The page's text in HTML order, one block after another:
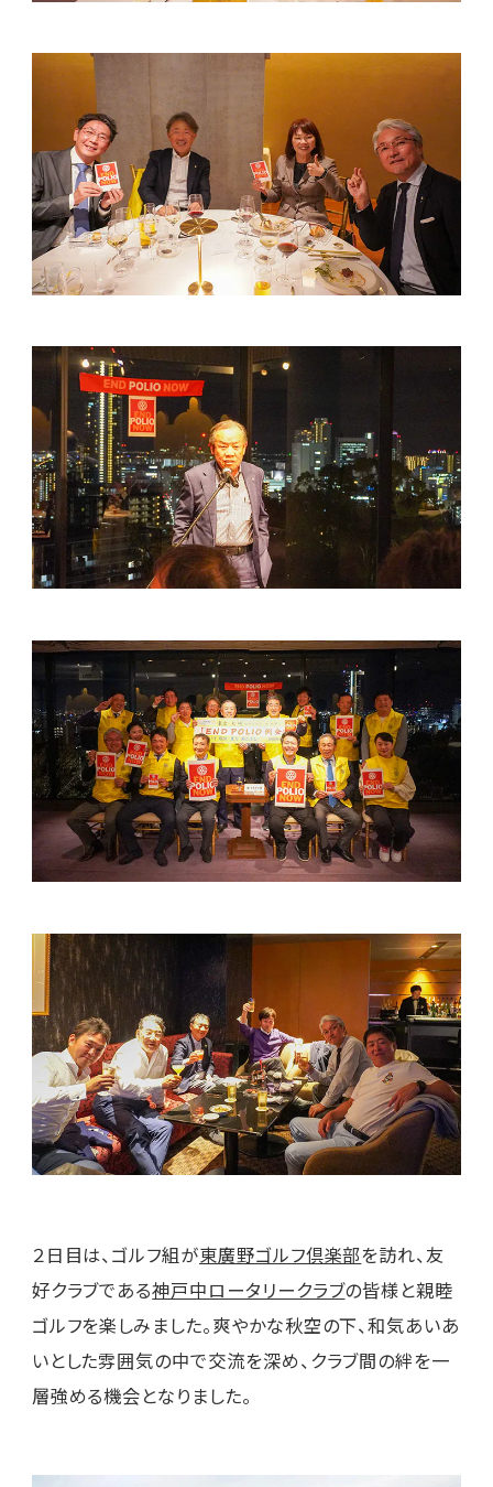
２日目は、ゴルフ組が東廣野ゴルフ倶楽部を訪れ、友
好クラブである神戸中ロータリークラブの皆様と親睦
ゴルフを楽しみました。爽やかな秋空の下、和気あいあ
いとした雰囲気の中で交流を深め、クラブ間の絆を一
層強める機会となりました。